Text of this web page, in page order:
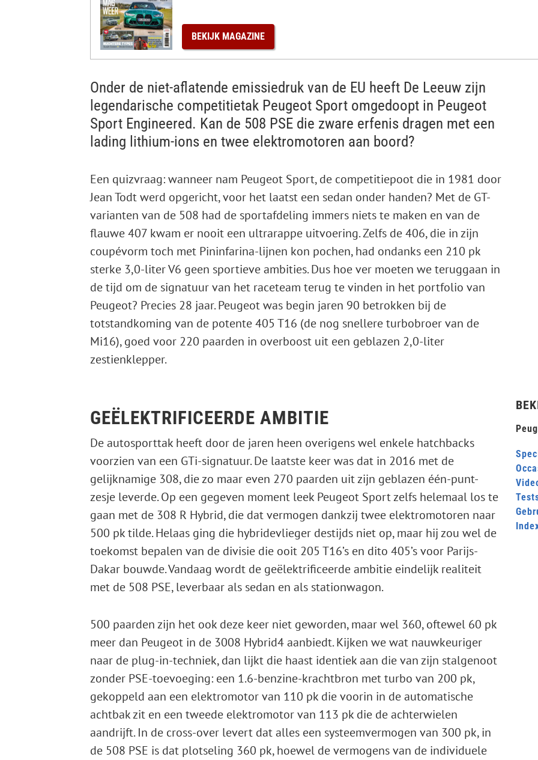
BEKIJKMAGAZINE
Onder de niet-aflatende emissiedruk van de EU heeft De Leeuw zijn
legendarische competitietak Peugeot Sport omgedoopt in Peugeot
Sport Engineered. Kan de 508 PSE die zware erfenis dragen met een
lading lithium-ions en twee elektromotoren aan boord?
Een quizvraag: wanneer nam Peugeot Sport, de competitiepoot die in 1981 door
Jean Todt werd opgericht, voor het laatst een sedan onder handen? Met de GT-
varianten van de 508 had de sportafdeling immers niets te maken en van de
flauwe 407 kwam er nooit een ultrarappe uitvoering. Zelfs de 406, die in zijn
coupévorm toch met Pininfarina-lijnen kon pochen, had ondanks een 210 pk
sterke 3,0-liter V6 geen sportieve ambities. Dus hoe ver moeten we teruggaan in
de tijd om de signatuur van het raceteam terug te vinden in het portfolio van
Peugeot? Precies 28 jaar. Peugeot was begin jaren 90 betrokken bij de
totstandkoming van de potente 405 T16 (de nog snellere turbobroer van de
Mi16), goed voor 220 paarden in overboost uit een geblazen 2,0-liter
zestienklepper.
GEËLEKTRIFICEERDE AMBITIE
De autosporttak heeft door de jaren heen overigens wel enkele hatchbacks
voorzien van een GTi-signatuur. De laatste keer was dat in 2016 met de
gelijknamige 308, die zo maar even 270 paarden uit zijn geblazen één-punt-
zesje leverde. Op een gegeven moment leek Peugeot Sport zelfs helemaal los te
gaan met de 308 R Hybrid, die dat vermogen dankzij twee elektromotoren naar
500 pk tilde. Helaas ging die hybridevlieger destijds niet op, maar hij zou wel de
toekomst bepalen van de divisie die ooit 205 T16’s en dito 405’s voor Parijs-
Dakar bouwde. Vandaag wordt de geëlektrificeerde ambitie eindelijk realiteit
met de 508 PSE, leverbaar als sedan en als stationwagon.
500 paarden zijn het ook deze keer niet geworden, maar wel 360, oftewel 60 pk
meer dan Peugeot in de 3008 Hybrid4 aanbiedt. Kijken we wat nauwkeuriger
naar de plug-in-techniek, dan lijkt die haast identiek aan die van zijn stalgenoot
zonder PSE-toevoeging: een 1.6-benzine-krachtbron met turbo van 200 pk,
gekoppeld aan een elektromotor van 110 pk die voorin in de automatische
achtbak zit en een tweede elektromotor van 113 pk die de achterwielen
aandrijft. In de cross-over levert dat alles een systeemvermogen van 300 pk, in
de 508 PSE is dat plotseling 360 pk, hoewel de vermogens van de individuele